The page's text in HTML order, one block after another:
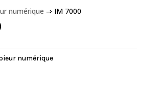
numérique ⇒ IM 7000
numérique